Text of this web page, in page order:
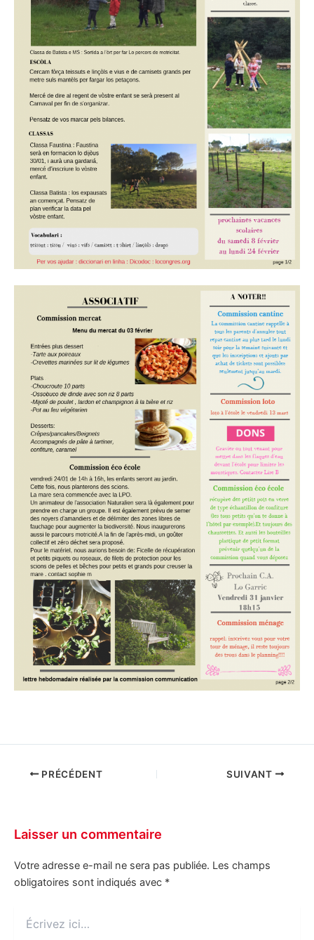
PRÉCÉDENT SUIVANT
Laisser un commentaire
Votre adresse e-mail ne sera pas publiée. Les champs
obligatoires sont indiqués avec *
ici…